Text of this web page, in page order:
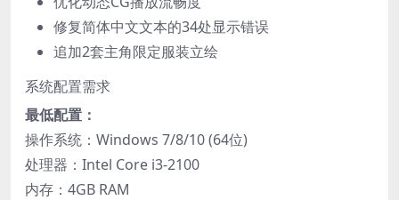
修复简体中文文本的34处显示错误
追加2套主角限定服装立绘
系统配置需求
​最低配置：​
操作系统：Windows 7/8/10 (64位)
处理器：Intel Core i3-2100
内存：4GB RAM